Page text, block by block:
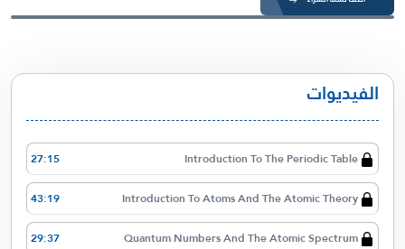
الفيديوات
Introduction To The Periodic Table
27:15
Introduction To Atoms And The Atomic Theory
43:19
Quantum Numbers And The Atomic Spectrum
29:37